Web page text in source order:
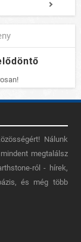
Nálunk
megtalálsz
ról - hírek,
és még több